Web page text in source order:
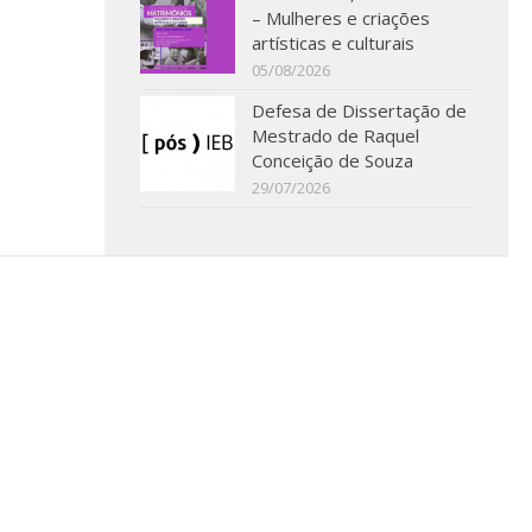
– Mulheres e criações
artísticas e culturais
05/08/2026
Defesa de Dissertação de
Mestrado de Raquel
Conceição de Souza
29/07/2026